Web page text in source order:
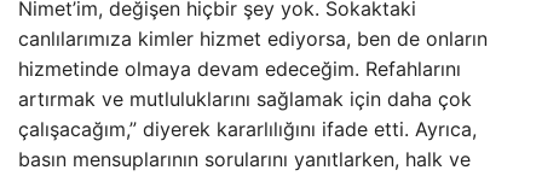
Nimet’im, değişen hiçbir şey yok. Sokaktaki
canlılarımıza kimler hizmet ediyorsa, ben de onların
hizmetinde olmaya devam edeceğim. Refahlarını
artırmak ve mutluluklarını sağlamak için daha çok
çalışacağım,” diyerek kararlılığını ifade etti. Ayrıca,
basın mensuplarının sorularını yanıtlarken, halk ve